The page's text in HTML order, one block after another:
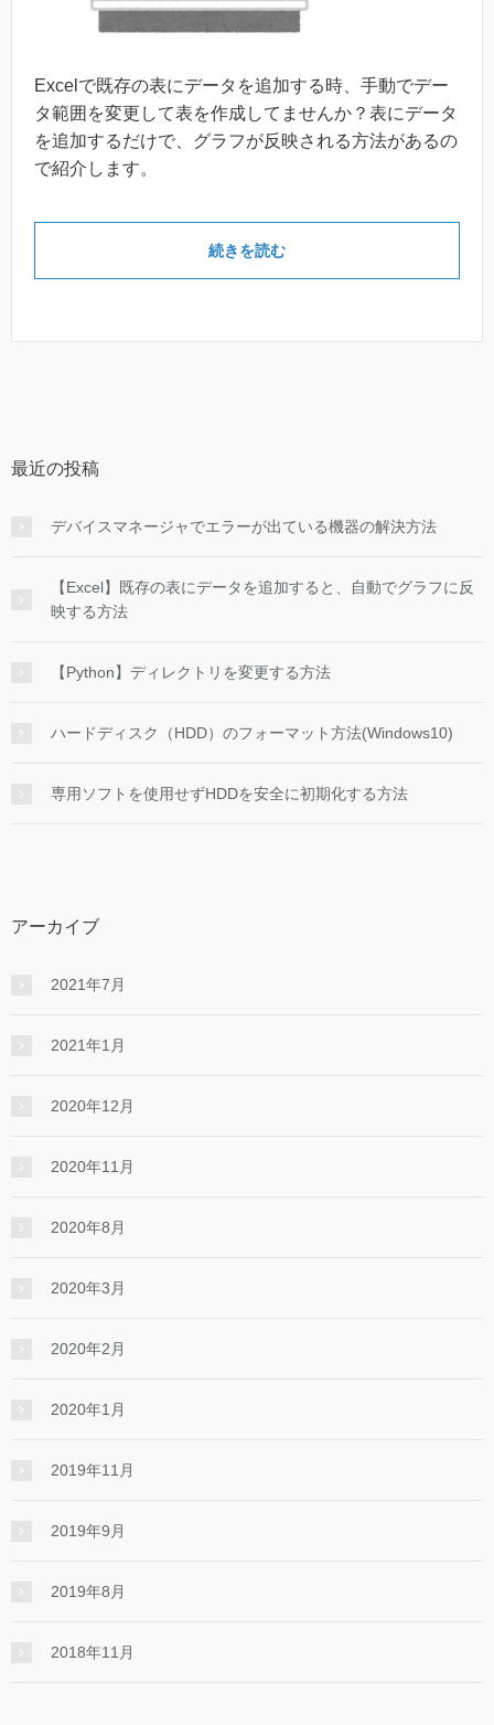
Excelで既存の表にデータを追加する時、手動でデー
タ範囲を変更して表を作成してませんか？表にデータ
を追加するだけで、グラフが反映される方法があるの
で紹介します。
続きを読む
最近の投稿
デバイスマネージャでエラーが出ている機器の解決方法
【Excel】既存の表にデータを追加すると、自動でグラフに反
映する方法
【Python】ディレクトリを変更する方法
ハードディスク（HDD）のフォーマット方法(Windows10)
専用ソフトを使用せずHDDを安全に初期化する方法
アーカイブ
2021年7月
2021年1月
2020年12月
2020年11月
2020年8月
2020年3月
2020年2月
2020年1月
2019年11月
2019年9月
2019年8月
2018年11月